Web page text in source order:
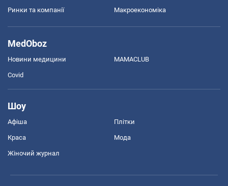
Ринки та компанії Макроекономіка
MedOboz
Новини медицини MAMACLUB
Covid
Шоу
Афіша Плітки
Краса Мода
Жіночий журнал